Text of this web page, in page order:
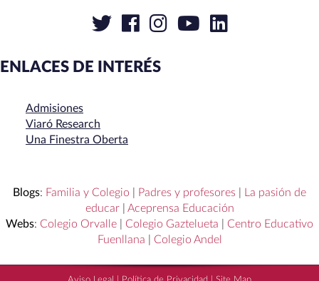
ENLACES DE INTERÉS
Admisiones
Viaró Research
Una Finestra Oberta
Blogs: Familia y Colegio Padres y profesores
La pasión de
educar| Aceprensa Educación
Webs: Colegio Orvalle Colegio Gaztelueta
Centro Educativo
Fuenllana
Colegio Andel